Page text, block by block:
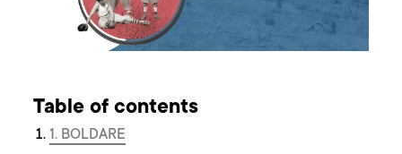
Table of contents
1. BOLDARE